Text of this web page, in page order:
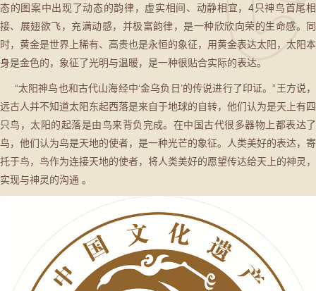
态的图案中出现了动态的韵律，虚实相间、动静相宜，4只神鸟首尾相
接、展翅欲飞，充满动感，并极富韵律，是一种欣欣向荣的生命感。同
时，黄金是世界上稀有、高贵也是永恒的象征，用黄金表达太阳，太阳本
身是金色的，象征了光明与温暖，是一种很贴合实际的表达。
“太阳神鸟也和古代山海经中‘金乌负日’的传说进行了印证。”王方说，
远古人并不知道太阳东起西落是来自于地球的自转，他们认为是天上有四
只鸟，太阳的起落是由鸟来背负完成。在中国古代很多器物上都表达了
鸟，他们认为鸟是天地的使者，是一种光芒的象征。人类美好的表达，寄
托于鸟，鸟作为连接天地的使者，将人类美好的愿望传达给天上的神灵，
实现与神灵的沟通 。